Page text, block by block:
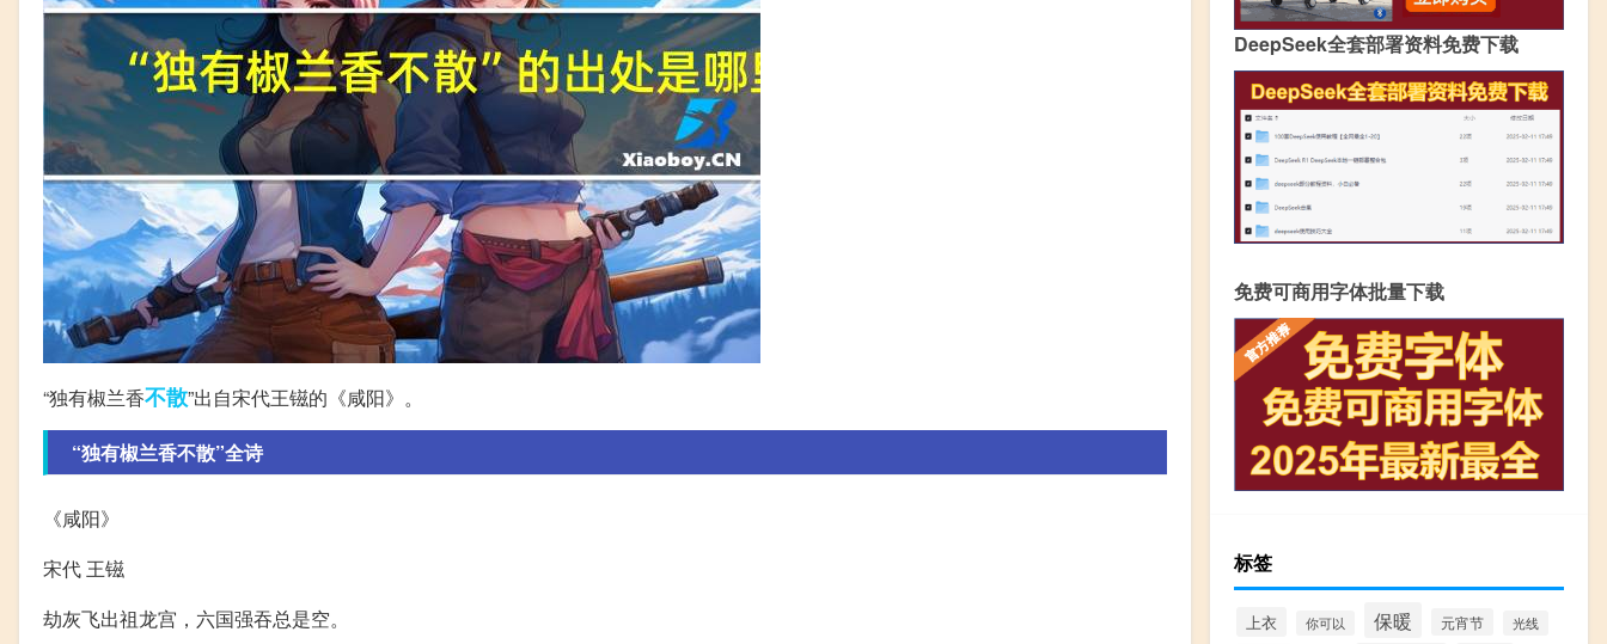
“独有椒兰香不散”出自宋代王镃的《咸阳》。
“独有椒兰香不散”全诗
《咸阳》
宋代 王镃
劫灰飞出祖龙宫，六国强吞总是空。
DeepSeek全套部署资料免费下载
免费可商用字体批量下载
标签
上衣 你可以 保暖 元宵节 光线